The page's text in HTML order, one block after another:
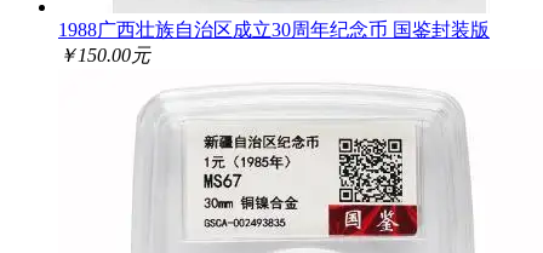
1988广西壮族自治区成立30周年纪念币 国鉴封装版
￥150.00元